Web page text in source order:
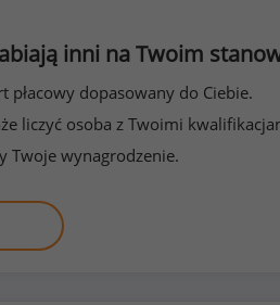
inni na Twoim
dopasowany do Ciebie.
liczyć osoba z Twoimi
Twoje wynagrodzenie.